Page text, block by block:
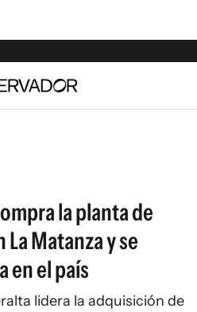
la planta de
Matanza y se
en el país
lidera la adquisición de